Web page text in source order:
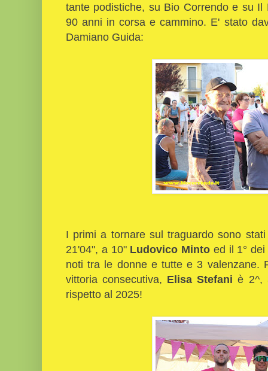
tante podistiche, su Bio Correndo e su
90 anni in corsa e cammino. E' stato
Damiano Guida:
I primi a tornare sul traguardo sono
21'04", a 10" Ludovico Minto ed il 1°
noti tra le donne e tutte e 3 valenzane.
vittoria consecutiva, Elisa Stefani è 2^,
rispetto al 2025!